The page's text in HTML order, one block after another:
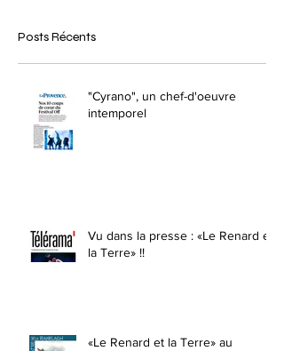
Posts Récents
"Cyrano", un chef-d'oeuvre
intemporel
Vu dans la presse : «Le Renard et
la Terre» !!
«Le Renard et la Terre» au